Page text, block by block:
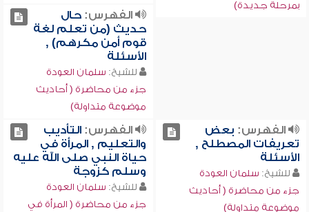
بمرحلة جديدة)
الفهرس:حال
حديث (من تعلم لغة
قوم أمن مكرهم) ,
الأسئلة
للشيخ: سلمان العودة
جزء من محاضرة ( أحاديث
موضوعة متداولة)
الفهرس: بعض
تعريفات المصطلح ,
الأسئلة
للشيخ: سلمان العودة
جزء من محاضرة ( أحاديث
موضوعة متداولة)
الفهرس:التأديب
والتعليم , المرأة في
حياة النبي صلى الله عليه
وسلم كزوجة
للشيخ: سلمان العودة
جزء من محاضرة ( المرأة في